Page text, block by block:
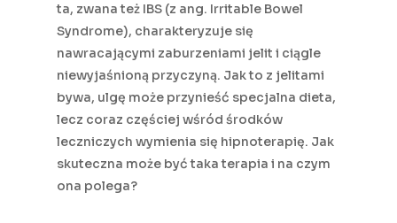
ta, zwana też IBS (z ang. Irritable Bowel
Syndrome), charakteryzuje się
nawracającymi zaburzeniami jelit i ciągle
niewyjaśnioną przyczyną. Jak to z jelitami
bywa, ulgę może przynieść specjalna dieta,
lecz coraz częściej wśród środków
leczniczych wymienia się hipnoterapię. Jak
skuteczna może być taka terapia i na czym
ona polega?